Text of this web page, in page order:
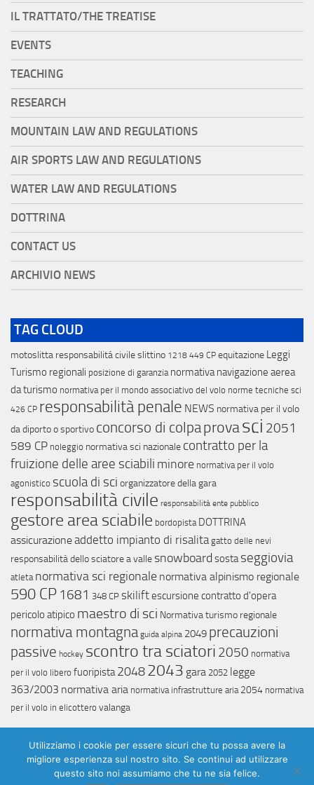
IL TRATTATO/THE TREATISE
EVENTS
TEACHING
RESEARCH
MOUNTAIN LAW AND REGULATIONS
AIR SPORTS LAW AND REGULATIONS
WATER LAW AND REGULATIONS
DOTTRINA
CONTACT US
ARCHIVIO NEWS
TAG CLOUD
motoslitta responsabilitá civileslittino 1218 449 CP equitazione Leggi
Turismo regionali posizione di garanzia normativa navigazione aerea
da turismo normativa per il mondo associativo del volo norme tecniche sci
426 CP responsabilità penale NEWS normativa per il volo
da diporto o sportivo concorso di colpaprovasci 2051
589 CP noleggio normativa sci nazionale contratto per la
fruizione delle aree sciabili minore normativa per il volo
agonistico scuola di sci organizzatore della gara
responsabilità civile responsabilità ente pubblico
gestore area sciabile bordopista DOTTRINA
assicurazioneaddetto impianto di risalita gatto delle nevi
responsabilità dello sciatore a valle snowboard sosta seggiovia
atleta normativa sci regionale normativa alpinismo regionale
590 CP 1681 348 CP skiliftescursione contratto d'opera
pericolo atipico maestro di sci Normativa turismo regionale
normativa montagna guida alpina 2049 precauzioni
passive hockey scontro tra sciatori 2050 normativa
per il volo libero fuoripista 20482043 gara 2052 legge
363/2003 normativa aria normativa infrastrutture aria 2054 normativa
per il volo in elicottero valanga
Utilizziamo i cookie per essere sicuri che tu possa avere la
migliore esperienza sul nostro sito. Se continui ad utilizzare
questo sito noi assumiamo che tu ne sia felice.